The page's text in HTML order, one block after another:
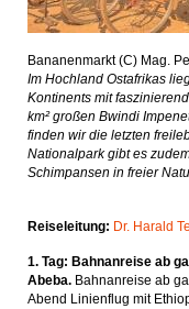
Bananenmarkt (C) Mag.
Im Hochland Ostafrikas
Kontinents mit
km² großen Bwindi
finden wir die letzten
Nationalpark gibt es
Schimpansen in freier
Reiseleitung: Dr. Harald
1. Tag: Bahnanreise ab
Abeba. Bahnanreise ab
Abend Linienflug mit